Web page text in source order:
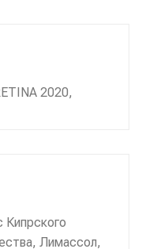
2020,
Лимассол,